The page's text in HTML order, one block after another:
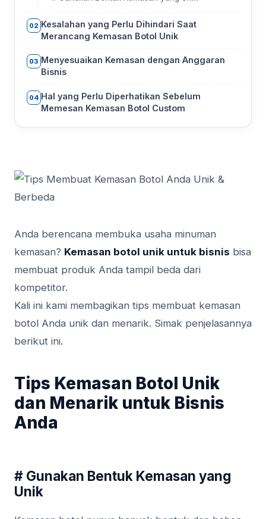
02 Kesalahan yang Perlu Dihindari Saat
Merancang Kemasan Botol Unik
03 Menyesuaikan Kemasan dengan Anggaran
Bisnis
04 Hal yang Perlu Diperhatikan Sebelum
Memesan Kemasan Botol Custom
Anda berencana membuka usaha minuman
kemasan? Kemasan botol unik untuk bisnis bisa
membuat produk Anda tampil beda dari
kompetitor.
Kali ini kami membagikan tips membuat kemasan
botol Anda unik dan menarik. Simak penjelasannya
berikut ini.
Tips Kemasan Botol Unik
dan Menarik untuk Bisnis
Anda
# Gunakan Bentuk Kemasan yang
Unik